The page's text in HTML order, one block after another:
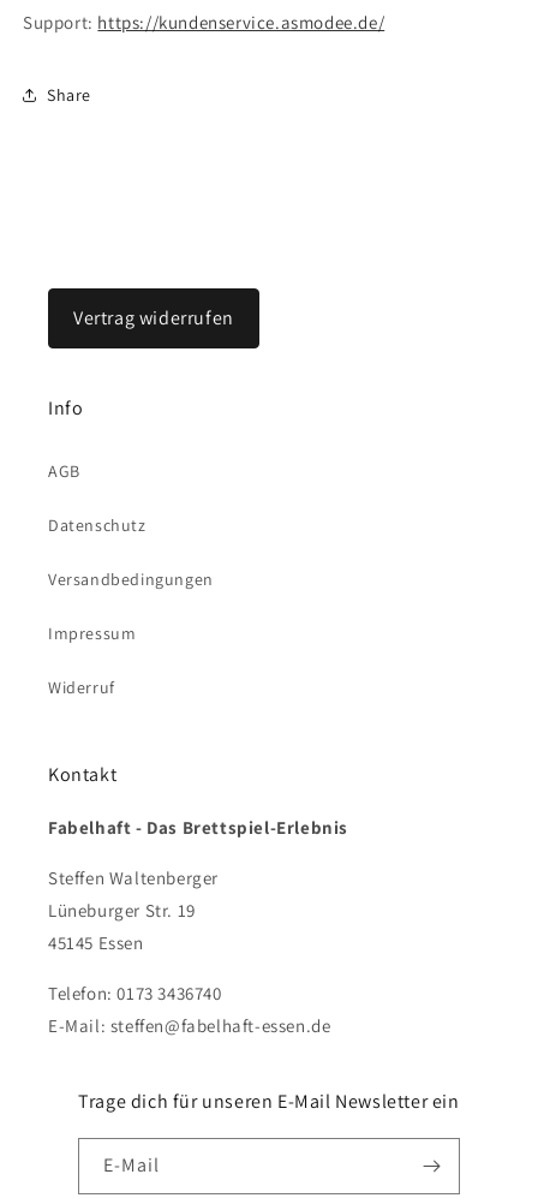
Support: https://kundenservice.asmodee.de/
Share
Vertrag widerrufen
Info
AGB
Datenschutz
Versandbedingungen
Impressum
Widerruf
Kontakt
Fabelhaft - Das Brettspiel-Erlebnis
Steffen Waltenberger
Lüneburger Str. 19
45145 Essen
Telefon: 0173 3436740
E-Mail: steffen@fabelhaft-essen.de
Trage dich für unseren E-Mail Newsletter ein
E-Mail